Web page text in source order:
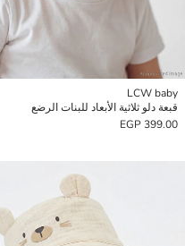
LCW baby
قبعة دلو ثلاثية الأبعاد للبنات الرضع
399.00 EGP